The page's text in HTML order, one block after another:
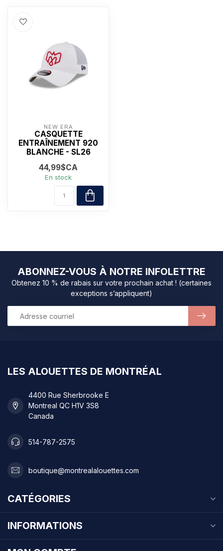
NEW ERA
CASQUETTE
ENTRAÎNEMENT 920
BLANCHE - SL26
44,99$CA
En stock
ABONNEZ-VOUS À NOTRE INFOLETTRE
Obtenez 10 % de rabais sur votre prochain achat ! (certaines
exceptions s’appliquent)
LES ALOUETTES DE MONTRÉAL
4400 Rue Sherbrooke E
Montreal QC H1V 3S8
Canada
514-787-2575
boutique@montrealalouettes.com
CATÉGORIES
INFORMATIONS